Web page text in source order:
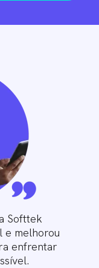
Softtek
e melhorou
enfrentar